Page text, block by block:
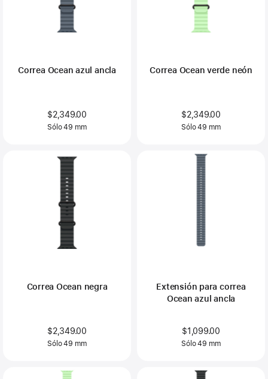
Correa Ocean azul ancla
$2,349.00
Sólo 49 mm
Correa Ocean verde neón
$2,349.00
Sólo 49 mm
Correa Ocean negra
$2,349.00
Sólo 49 mm
Extensión para correa
Ocean azul ancla
$1,099.00
Sólo 49 mm